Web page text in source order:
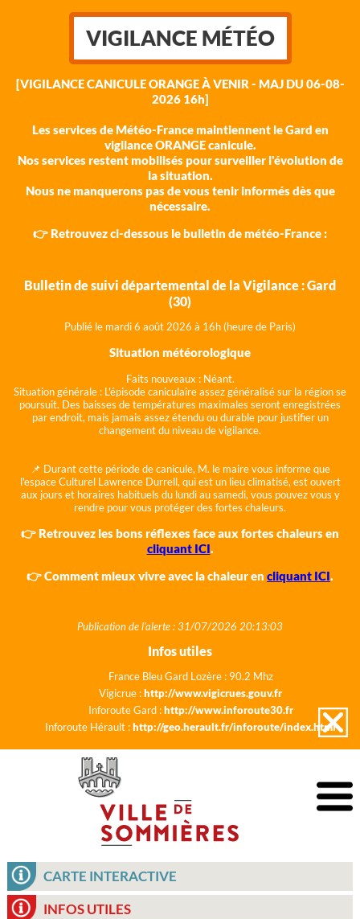
VIGILANCE MÉTÉO
[VIGILANCE CANICULE ORANGE À VENIR - MAJ DU 06-08-
2026 16h]
Les services de Météo-France maintiennent le Gard en
vigilance ORANGE canicule.
Nos services restent mobilisés pour surveiller l'évolution de
la situation.
Nous ne manquerons pas de vous tenir informés dès que
nécessaire.
👉 Retrouvez ci-dessous le bulletin de météo-France :
Bulletin de suivi départemental de la Vigilance : Gard
(30)
Publié le mardi 6 août 2026 à 16h (heure de Paris)
Situation météorologique
Faits nouveaux : Néant.
Situation générale : L'épisode caniculaire assez généralisé sur la région se
poursuit. Des baisses de températures maximales seront enregistrées
par endroit, mais jamais assez étendu ou durable pour justifier un
changement du niveau de vigilance.
📌 Durant cette période de canicule, M. le maire vous informe que
l'espace Culturel Lawrence Durrell, qui est un lieu climatisé, est ouvert
aux jours et horaires habituels du lundi au samedi, vous pouvez vous y
rendre pour vous protéger des fortes chaleurs.
👉 Retrouvez les bons réflexes face aux fortes chaleurs en
cliquant ICI.
👉 Comment mieux vivre avec la chaleur en cliquant ICI.
Publication de l'alerte : 31/07/2026 20:13:03
Infos utiles
France Bleu Gard Lozère : 90.2 Mhz
Vigicrue :http://www.vigicrues.gouv.fr
Inforoute Gard :http://www.inforoute30.fr
Inforoute Hérault :http://geo.herault.fr/inforoute/index.html
CARTE INTERACTIVE
INFOS UTILES